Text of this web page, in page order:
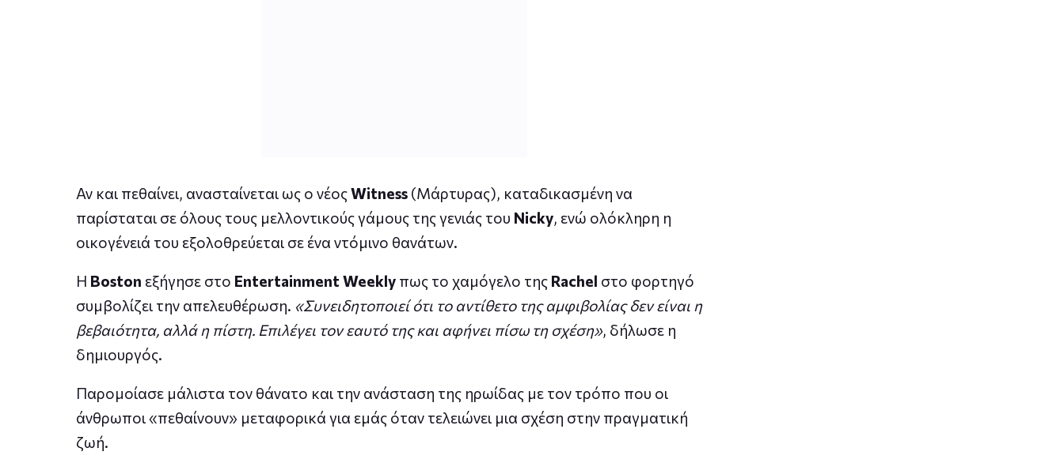
Αν και πεθαίνει, ανασταίνεται ως ο νέοςWitness (Μάρτυρας), καταδικασμένη να
παρίσταται σε όλους τους μελλοντικούς γάμους της γενιάς του Nicky, ενώ ολόκληρη η
οικογένειά του εξολοθρεύεται σε ένα ντόμινο θανάτων.
Η Boston εξήγησε στο Entertainment Weekly πως το χαμόγελο της Rachel στο φορτηγό
συμβολίζει την απελευθέρωση. «Συνειδητοποιεί ότι το αντίθετο της αμφιβολίας δεν είναι η
βεβαιότητα, αλλά η πίστη. Επιλέγει τον εαυτό της και αφήνει πίσω τη σχέση», δήλωσε η
δημιουργός.
Παρομοίασε μάλιστα τον θάνατο και την ανάσταση της ηρωίδας με τον τρόπο που οι
άνθρωποι «πεθαίνουν» μεταφορικά για εμάς όταν τελειώνει μια σχέση στην πραγματική
ζωή.